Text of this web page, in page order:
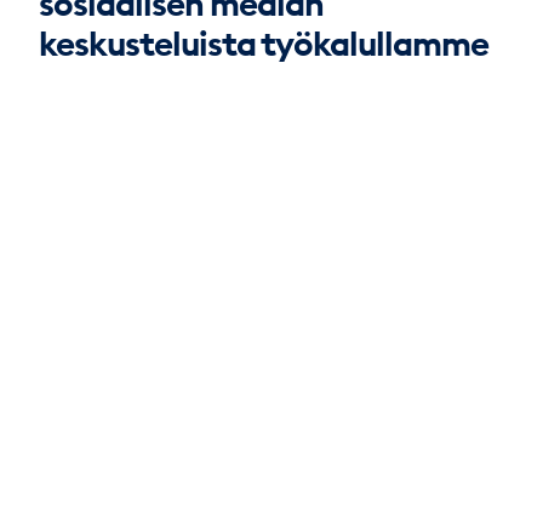
keskusteluista työkalullamme